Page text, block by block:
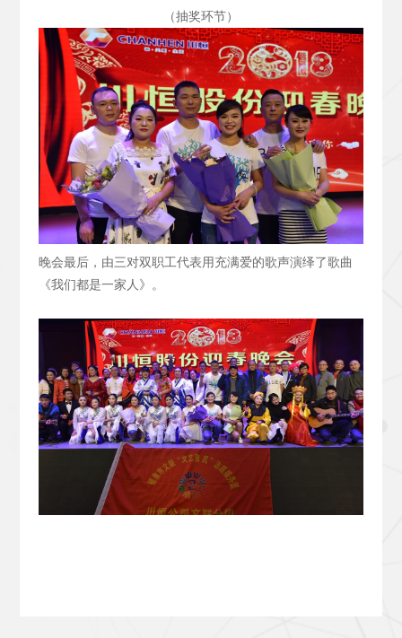
（抽奖环节）
晚会最后，由三对双职工代表用充满爱的歌声演绎了歌曲
《我们都是一家人》。